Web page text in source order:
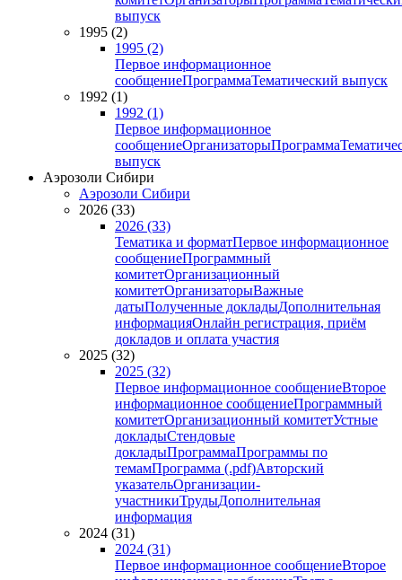
выпуск
1995 (2)
1995 (2)
Первое информационное
сообщениеПрограммаТематический выпуск
1992 (1)
1992 (1)
Первое информационное
сообщениеОрганизаторыПрограмма
выпуск
Аэрозоли Сибири
Аэрозоли Сибири
2026 (33)
2026 (33)
Тематика и форматПервое информационное
сообщениеПрограммный
комитетОрганизационный
комитетОрганизаторыВажные
датыПолученные докладыДополнительная
информацияОнлайн регистрация, приём
докладов и оплата участия
2025 (32)
2025 (32)
Первое информационное сообщениеВторое
информационное сообщениеПрограммный
комитетОрганизационный комитетУстные
докладыСтендовые
докладыПрограммаПрограммы по
темамПрограмма (.pdf)Авторский
указательОрганизации-
участникиТрудыДополнительная
информация
2024 (31)
2024 (31)
Первое информационное сообщениеВторое